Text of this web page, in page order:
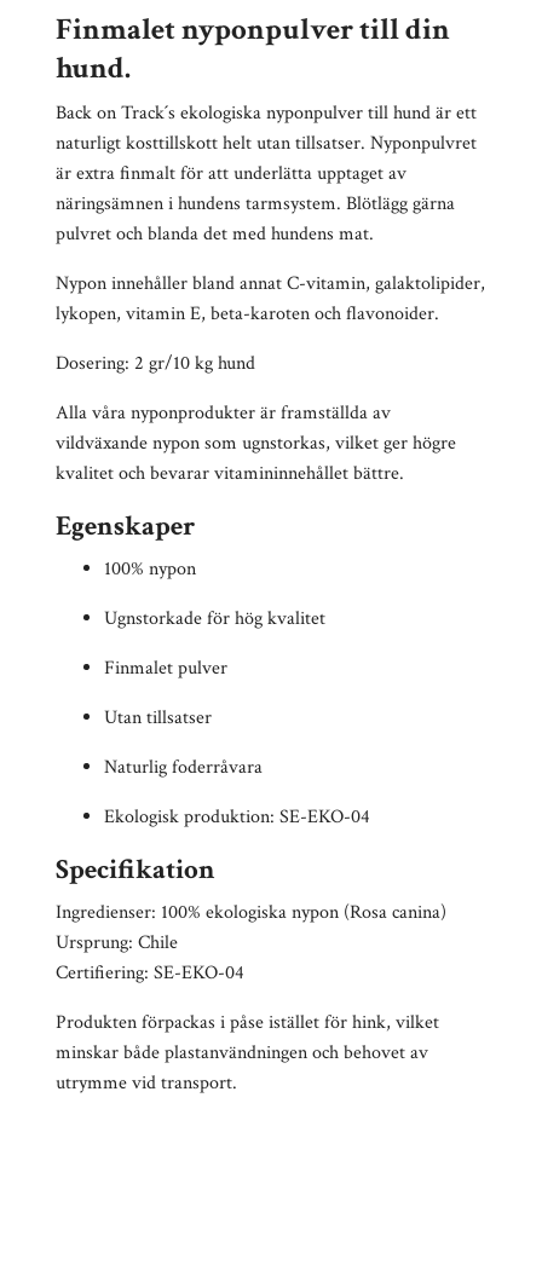
Finmalet nyponpulver till din
hund.
Back on Track´s ekologiska nyponpulver till hund är ett
naturligt kosttillskott helt utan tillsatser. Nyponpulvret
är extra finmalt för att underlätta upptaget av
näringsämnen i hundens tarmsystem. Blötlägg gärna
pulvret och blanda det med hundens mat.
Nypon innehåller bland annat C-vitamin, galaktolipider,
lykopen, vitamin E, beta-karoten och flavonoider.
Dosering: 2 gr/10 kg hund
Alla våra nyponprodukter är framställda av
vildväxande nypon som ugnstorkas, vilket ger högre
kvalitet och bevarar vitamininnehållet bättre.
Egenskaper
100% nypon
Ugnstorkade för hög kvalitet
Finmalet pulver
Utan tillsatser
Naturlig foderråvara
Ekologisk produktion: SE-EKO-04
Specifikation
Ingredienser: 100% ekologiska nypon (Rosa canina)
Ursprung: Chile
Certifiering: SE-EKO-04
Produkten förpackas i påse istället för hink, vilket
minskar både plastanvändningen och behovet av
utrymme vid transport.